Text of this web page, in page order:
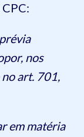
nos
art. 701,
em matéria